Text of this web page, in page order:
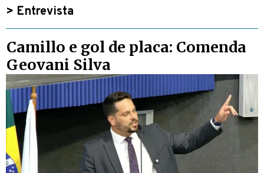
> Entrevista
Camillo e gol de placa: Comenda
Geovani Silva